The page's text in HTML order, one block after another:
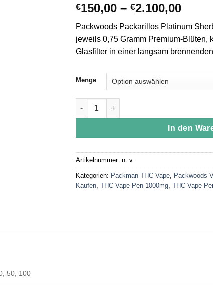
€150,00 – €2.100,00
bis
Packwoods Packarillos Platinum
jeweils 0,75 Gramm Premium-Blüten,
Glasfilter in einer langsam
Menge
Packwoods Packarillos – Platinum
In den
Artikelnummer: n. v.
Kategorien: Packman THC Vape Packwoods
Kaufen THC Vape Pen 1000mg THC Vape
50, 100